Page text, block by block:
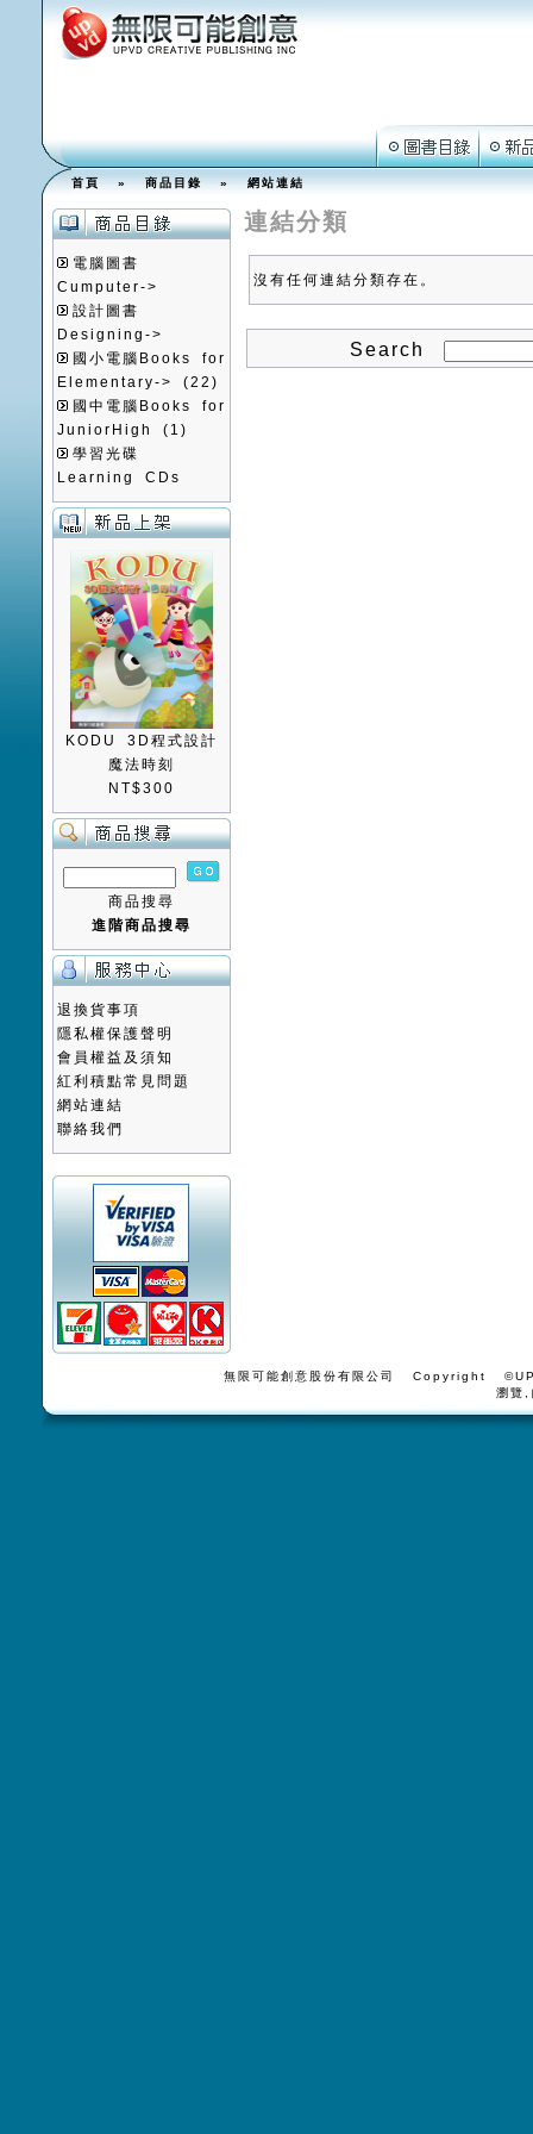
首頁»商品目錄»網站連結
電腦圖書
Cumputer->
設計圖書
Designing->
國小電腦Books for
Elementary->
(22)
國中電腦Books for
JuniorHigh
(1)
學習光碟
Learning CDs
KODU 3D程式設計
魔法時刻
NT$300
商品搜尋
進階商品搜尋
退換貨事項
隱私權保護聲明
會員權益及須知
紅利積點常見問題
網站連結
聯絡我們
連結分類
沒有任何連結分類存在。
Search
無限可能創意股份有限公司 Copyright
瀏